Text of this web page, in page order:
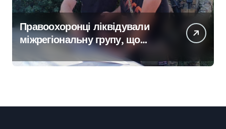
Правоохоронці ліквідували
міжрегіональну групу, що
займалася вивезенням
дезертирів з військових